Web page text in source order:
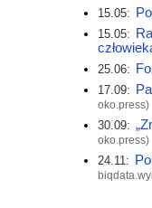
15.05:
15.05:
25.06:
17.09:
oko.press)
30.09:
oko.press)
24.11: